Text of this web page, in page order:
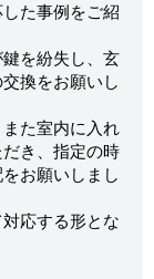
た事例をご紹
を紛失し、玄
換をお願いし
た室内に入れ
き、指定の時
お願いしまし
応する形とな